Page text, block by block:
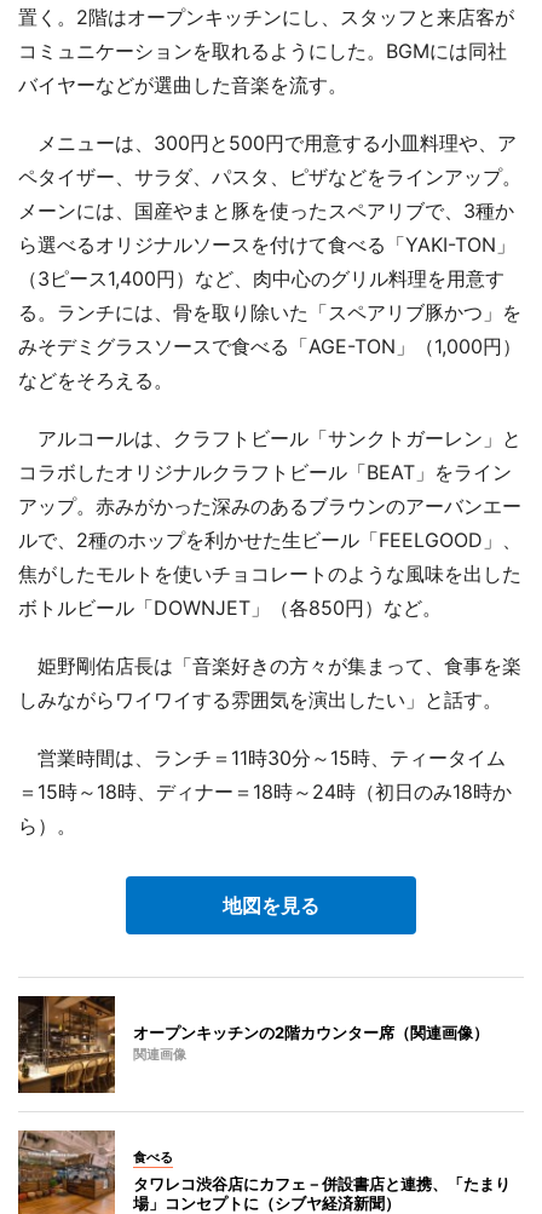
置く。2階はオープンキッチンにし、スタッフと来店客が
コミュニケーションを取れるようにした。BGMには同社
バイヤーなどが選曲した音楽を流す。
メニューは、300円と500円で用意する小皿料理や、ア
ペタイザー、サラダ、パスタ、ピザなどをラインアップ。
メーンには、国産やまと豚を使ったスペアリブで、3種か
ら選べるオリジナルソースを付けて食べる「YAKI-TON」
（3ピース1,400円）など、肉中心のグリル料理を用意す
る。ランチには、骨を取り除いた「スペアリブ豚かつ」を
みそデミグラスソースで食べる「AGE-TON」（1,000円）
などをそろえる。
アルコールは、クラフトビール「サンクトガーレン」と
コラボしたオリジナルクラフトビール「BEAT」をライン
アップ。赤みがかった深みのあるブラウンのアーバンエー
ルで、2種のホップを利かせた生ビール「FEELGOOD」、
焦がしたモルトを使いチョコレートのような風味を出した
ボトルビール「DOWNJET」（各850円）など。
姫野剛佑店長は「音楽好きの方々が集まって、食事を楽
しみながらワイワイする雰囲気を演出したい」と話す。
営業時間は、ランチ＝11時30分～15時、ティータイム
＝15時～18時、ディナー＝18時～24時（初日のみ18時か
ら）。
地図を見る
オープンキッチンの2階カウンター席（関連画像）
関連画像
食べる
タワレコ渋谷店にカフェ－併設書店と連携、「たまり
場」コンセプトに（シブヤ経済新聞）